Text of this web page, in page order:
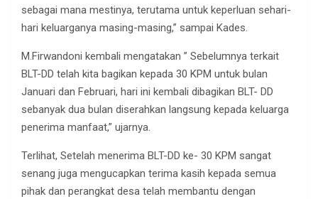
sebagai mana mestinya, terutama untuk keperluan sehari-
hari keluarganya masing-masing,” sampai Kades.
M.Firwandoni kembali mengatakan ” Sebelumnya terkait
BLT-DD telah kita bagikan kepada 30 KPM untuk bulan
Januari dan Februari, hari ini kembali dibagikan BLT- DD
sebanyak dua bulan diserahkan langsung kepada keluarga
penerima manfaat,” ujarnya.
Terlihat, Setelah menerima BLT-DD ke- 30 KPM sangat
senang juga mengucapkan terima kasih kepada semua
pihak dan perangkat desa telah membantu dengan